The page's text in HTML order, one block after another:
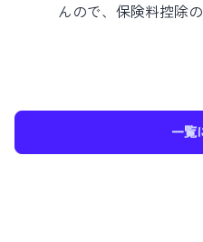
んので、保険料控除
一覧